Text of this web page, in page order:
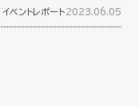
イベントレポート 2023.06.05